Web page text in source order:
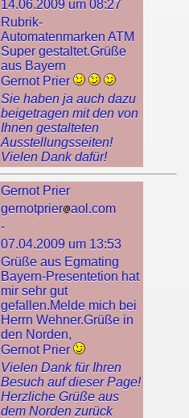
14.06.2009 um 08:27
Rubrik-
Automatenmarken ATM
Super gestaltet.Grüße
aus Bayern
Gernot Prier
Sie haben ja auch dazu
beigetragen mit den von
Ihnen gestalteten
Ausstellungsseiten!
Vielen Dank dafür!
Gernot Prier
gernotprier aol.com
-
07.04.2009 um 13:53
Grüße aus Egmating
Bayern-Presentetion hat
mir sehr gut
gefallen.Melde mich bei
Herrn Wehner.Grüße in
den Norden,
Gernot Prier
Vielen Dank für Ihren
Besuch auf dieser Page!
Herzliche Grüße aus
dem Norden zurück